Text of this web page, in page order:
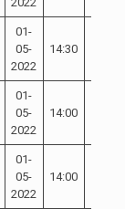
01-
05-
2022
14:30
01-
05-
2022
14:00
01-
05-
2022
14:00